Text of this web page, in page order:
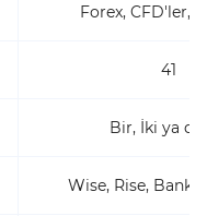
Forex, CFD'ler,
41
Bir, İki ya da
Wise, Rise, Banka